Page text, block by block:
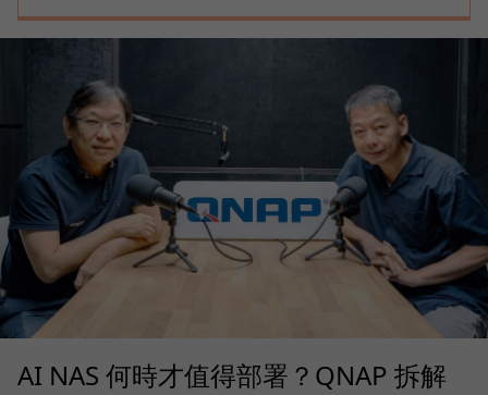
AI NAS 何時才值得部署？QNAP 拆解